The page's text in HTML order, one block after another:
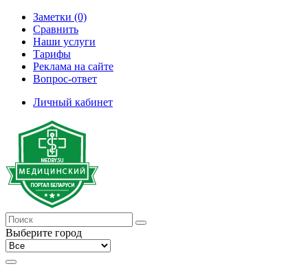
Заметки (0)
Сравнить
Наши услуги
Тарифы
Реклама на сайте
Вопрос-ответ
Личный кабинет
Выберите город